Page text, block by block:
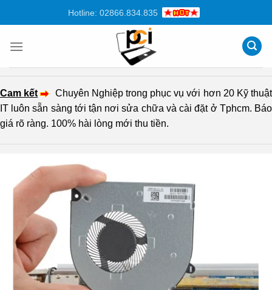
dung
Hotline: 02866.834.835
Cam kết
Chuyên Nghiệp trong phục vụ với hơn 20 Kỹ thuật
IT luôn sẵn sàng tới tận nơi sửa chữa và cài đặt ở Tphcm. Báo
giá rõ ràng. 100% hài lòng mới thu tiền.